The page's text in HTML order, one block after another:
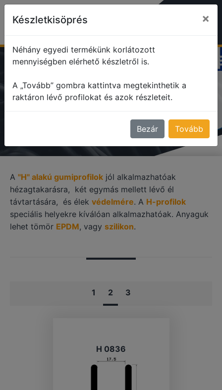
profile H alakú profilok
A "H" alakú gumiprofilok jól alkalmazhatóak
hézagtakarásra, két egymás mellett lévő él
távtartására, és élek védelmére. A H-profilok
speciális helyekre kíválóan alkalmazhatóak. Anyaguk
lehet tömör EPDM, vagy szilikon.
1 2 3
H 0836
Készletkisöprés ×
Néhány egyedi termékünk korlátozott
mennyiségben elérhető készletről is.
A „Tovább” gombra kattintva megtekinthetik a
raktáron lévő profilokat és azok részleteit.
Bezár Tovább